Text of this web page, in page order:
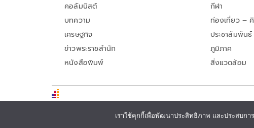
คอลัมนิสต์
บทความ
เศรษฐกิจ
ข่าวพระราชสำนัก
หนังสือพิมพ์
กีฬา
ท่องเที่ยว –
ประชาสัมพันธ์
ภูมิภาค
สิ่งแวดล้อม
เราใช้คุกกี้เพื่อพัฒนาประสิทธิภาพ และประสบก